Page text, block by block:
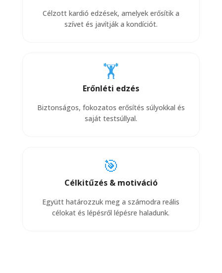
Célzott kardió edzések, amelyek erősítik a
szívet és javítják a kondíciót.
🏋️
Erőnléti edzés
Biztonságos, fokozatos erősítés súlyokkal és
saját testsúllyal.
🎯
Célkitűzés & motiváció
Együtt határozzuk meg a számodra reális
célokat és lépésről lépésre haladunk.